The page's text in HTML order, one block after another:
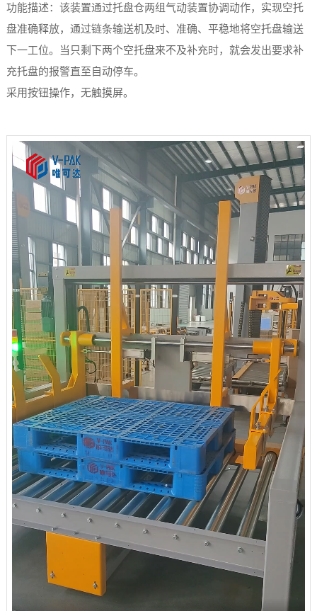
功能描述：该装置通过托盘仓两组气动装置协调动作，实现空托
盘准确释放，通过链条输送机及时、准确、平稳地将空托盘输送
下一工位。当只剩下两个空托盘来不及补充时，就会发出要求补
充托盘的报警直至自动停车。
采用按钮操作，无触摸屏。